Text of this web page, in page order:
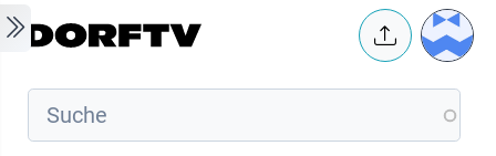
Skip to main content User